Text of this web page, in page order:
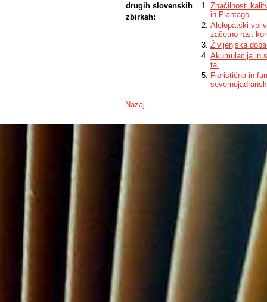
drugih slovenskih
zbirkah:
Značilnosti
in Plantago
Alelopatski
začetno rast
Življenjska
Akumulacija in
tal
Floristična in
Nazaj